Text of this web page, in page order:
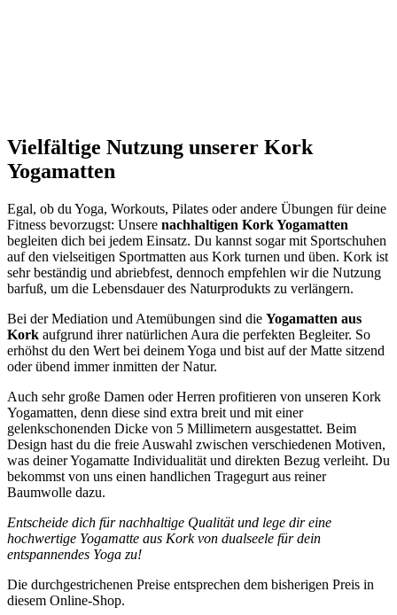
Vielfältige Nutzung unserer Kork
Yogamatten
Egal, ob du Yoga, Workouts, Pilates oder andere Übungen für deine
Fitness bevorzugst: Unsere nachhaltigen Kork Yogamatten
begleiten dich bei jedem Einsatz. Du kannst sogar mit Sportschuhen
auf den vielseitigen Sportmatten aus Kork turnen und üben. Kork ist
sehr beständig und abriebfest, dennoch empfehlen wir die Nutzung
barfuß, um die Lebensdauer des Naturprodukts zu verlängern.
Bei der Mediation und Atemübungen sind die Yogamatten aus
Kork aufgrund ihrer natürlichen Aura die perfekten Begleiter. So
erhöhst du den Wert bei deinem Yoga und bist auf der Matte sitzend
oder übend immer inmitten der Natur.
Auch sehr große Damen oder Herren profitieren von unseren Kork
Yogamatten, denn diese sind extra breit und mit einer
gelenkschonenden Dicke von 5 Millimetern ausgestattet. Beim
Design hast du die freie Auswahl zwischen verschiedenen Motiven,
was deiner Yogamatte Individualität und direkten Bezug verleiht. Du
bekommst von uns einen handlichen Tragegurt aus reiner
Baumwolle dazu.
Entscheide dich für nachhaltige Qualität und lege dir eine
hochwertige Yogamatte aus Kork von dualseele für dein
entspannendes Yoga zu!
Die durchgestrichenen Preise entsprechen dem bisherigen Preis in
diesem Online-Shop.